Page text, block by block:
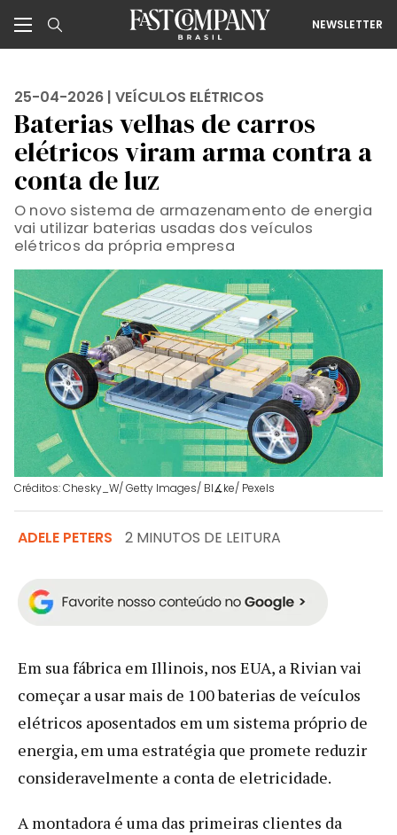
NEWSLETTER
25-04-2026 | VEÍCULOS ELÉTRICOS
Baterias velhas de carros
elétricos viram arma contra a
conta de luz
O novo sistema de armazenamento de energia
vai utilizar baterias usadas dos veículos
elétricos da própria empresa
Créditos: Chesky_W/ Getty Images/ Bl∡ke/ Pexels
ADELE PETERS 2 MINUTOS DE LEITURA
Em sua fábrica em Illinois, nos EUA, a Rivian vai
começar a usar mais de 100 baterias de veículos
elétricos aposentados em um sistema próprio de
energia, em uma estratégia que promete reduzir
consideravelmente a conta de eletricidade.
A montadora é uma das primeiras clientes da